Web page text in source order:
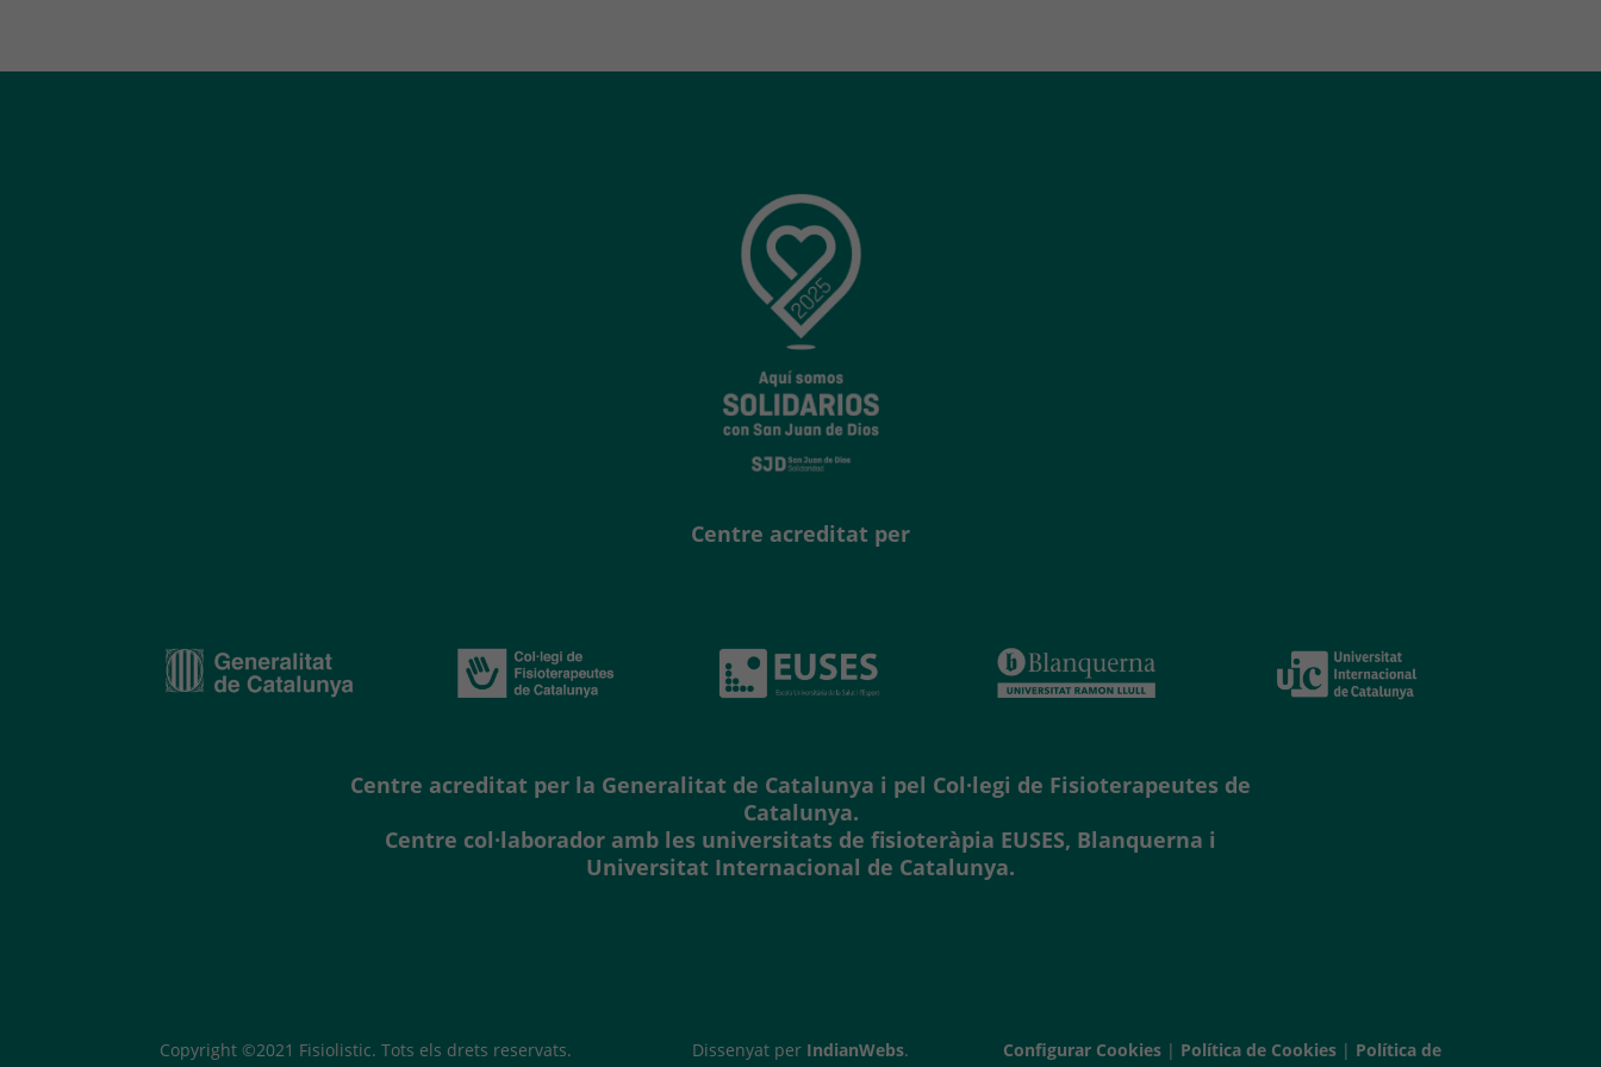
Centre acreditat per
Centre acreditat per la Generalitat de Catalunya i pel Col·legi de Fisioterapeutes de
Catalunya.
Centre col·laborador amb les universitats de fisioteràpia EUSES, Blanquerna i
Universitat Internacional de Catalunya.
Copyright ©2021 Fisiolistic. Tots els drets reservats. Dissenyat per IndianWebs. Configurar Cookies| Política de Cookies| Política de